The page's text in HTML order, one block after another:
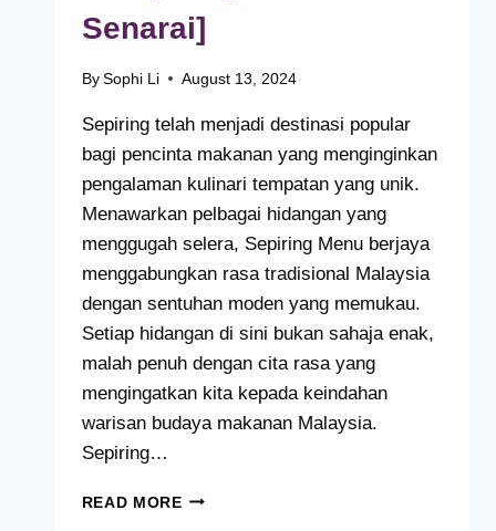
Senarai]
By Sophi Li August 13, 2024
Sepiring telah menjadi destinasi popular
bagi pencinta makanan yang menginginkan
pengalaman kulinari tempatan yang unik.
Menawarkan pelbagai hidangan yang
menggugah selera, Sepiring Menu berjaya
menggabungkan rasa tradisional Malaysia
dengan sentuhan moden yang memukau.
Setiap hidangan di sini bukan sahaja enak,
malah penuh dengan cita rasa yang
mengingatkan kita kepada keindahan
warisan budaya makanan Malaysia.
Sepiring…
READ MORESEPIRING